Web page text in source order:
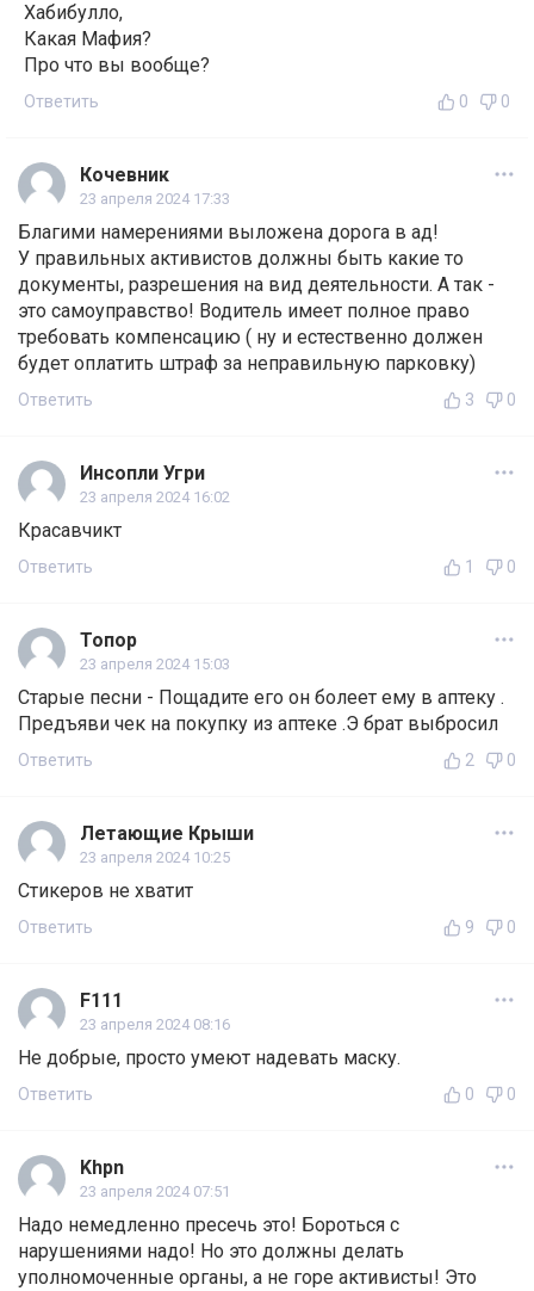
Хабибулло,
Какая Мафия?
Про что вы вообще?
Ответить 0 0
Кочевник
23 апреля 2024 17:33
Благими намерениями выложена дорога в ад!
У правильных активистов должны быть какие то
документы, разрешения на вид деятельности. А так -
это самоуправство! Водитель имеет полное право
требовать компенсацию ( ну и естественно должен
будет оплатить штраф за неправильную парковку)
Ответить 3 0
Инсопли Угри
23 апреля 2024 16:02
Красавчикт
Ответить 1 0
Топор
23 апреля 2024 15:03
Старые песни - Пощадите его он болеет ему в аптеку .
Предъяви чек на покупку из аптеке .Э брат выбросил
Ответить 2 0
Летающие Крыши
23 апреля 2024 10:25
Стикеров не хватит
Ответить 9 0
F111
23 апреля 2024 08:16
Не добрые, просто умеют надевать маску.
Ответить 0 0
Khpn
23 апреля 2024 07:51
Надо немедленно пресечь это! Бороться с
нарушениями надо! Но это должны делать
уполномоченные органы, а не горе активисты! Это